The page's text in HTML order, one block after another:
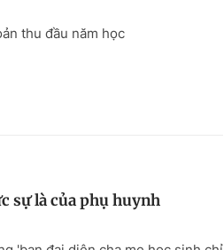
thu đầu năm học
sự là của phụ huynh